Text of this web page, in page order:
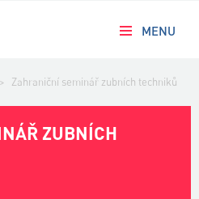
MENU
> Zahraniční seminář zubních techniků
ZUBNÍCH